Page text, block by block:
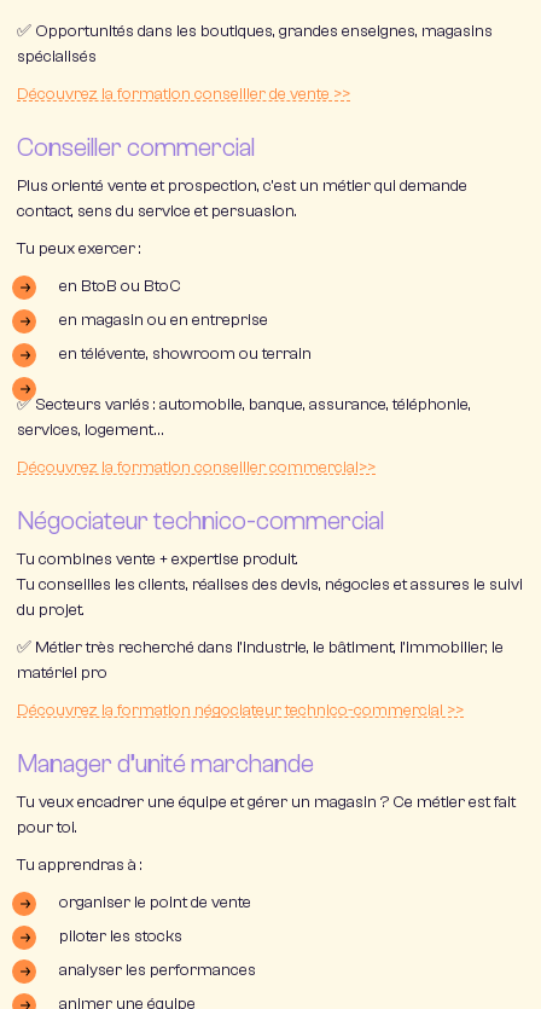
✅ Opportunités dans les boutiques, grandes enseignes, magasins
spécialisés
Découvrez la formation conseiller de vente >>
Conseiller commercial
Plus orienté vente et prospection, c’est un métier qui demande
contact, sens du service et persuasion.
Tu peux exercer :
en BtoB ou BtoC
en magasin ou en entreprise
en télévente, showroom ou terrain
✅ Secteurs variés : automobile, banque, assurance, téléphonie,
services, logement…
Découvrez la formation conseiller commercial>>
Négociateur technico-commercial
Tu combines vente + expertise produit.
Tu conseilles les clients, réalises des devis, négocies et assures le suivi
du projet.
✅ Métier très recherché dans l’industrie, le bâtiment, l’immobilier, le
matériel pro
Découvrez la formation négociateur technico-commercial >>
Manager d’unité marchande
Tu veux encadrer une équipe et gérer un magasin ? Ce métier est fait
pour toi.
Tu apprendras à :
organiser le point de vente
piloter les stocks
analyser les performances
animer une équipe